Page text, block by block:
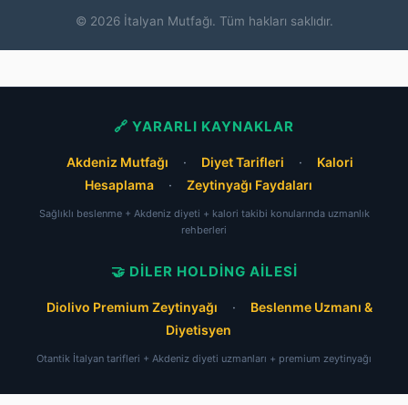
© 2026 İtalyan Mutfağı. Tüm hakları saklıdır.
🔗 YARARLI KAYNAKLAR
Akdeniz Mutfağı · Diyet Tarifleri ·
Kalori
Hesaplama
· Zeytinyağı Faydaları
Sağlıklı beslenme + Akdeniz diyeti + kalori takibi konularında uzmanlık
rehberleri
🤝 DILER HOLDING AILESI
Diolivo Premium Zeytinyağı ·
Beslenme Uzmanı &
Diyetisyen
Otantik İtalyan tarifleri + Akdeniz diyeti uzmanları + premium zeytinyağı